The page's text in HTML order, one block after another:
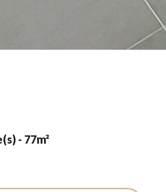
- 77m²